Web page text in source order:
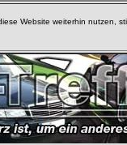
Website weiterhin nutzen,